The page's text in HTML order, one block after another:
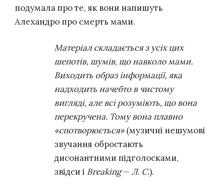
подумала про те, як вони напишуть
Алехандро про смерть мами.
Матеріал складається з усіх цих
шепотів, шумів, що навколо мами.
Виходить образ інформації, яка
надходить начебто в чистому
вигляді, але всі розуміють, що вона
перекручена. Тому вона плавно
«спотворюється»(музичні нешумові
звучання обростають
дисонантними підголосками,
звідси і Breaking— Л. С.).